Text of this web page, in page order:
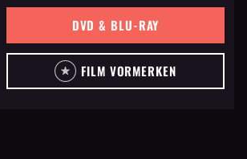
DVD & BLU-RAY
FILM VORMERKEN